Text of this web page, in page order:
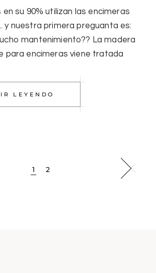
en su 90% utilizan las encimeras
y nuestra primera preguanta es:
mantenimiento?? La madera
para encimeras viene tratada
LEYENDO
1 2